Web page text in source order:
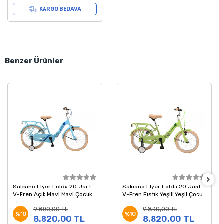
KARGO BEDAVA
Benzer Ürünler
Salcano Flyer Folda 20 Jant
V-Fren Açık Mavi Mavi Çocuk
%10
9.800,00 TL
8.820,00 TL
Salcano Flyer Folda 20 Jant
V-Fren Fıstık Yeşili Yeşil Çocuk
%10
9.800,00 TL
8.820,00 TL